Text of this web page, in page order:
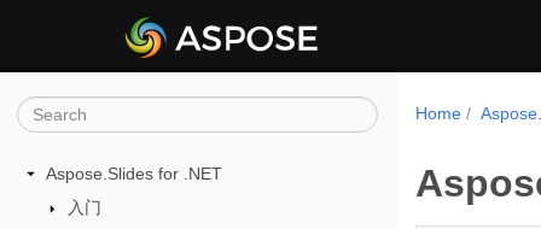
Aspose.Slides for .NET
入门
Home